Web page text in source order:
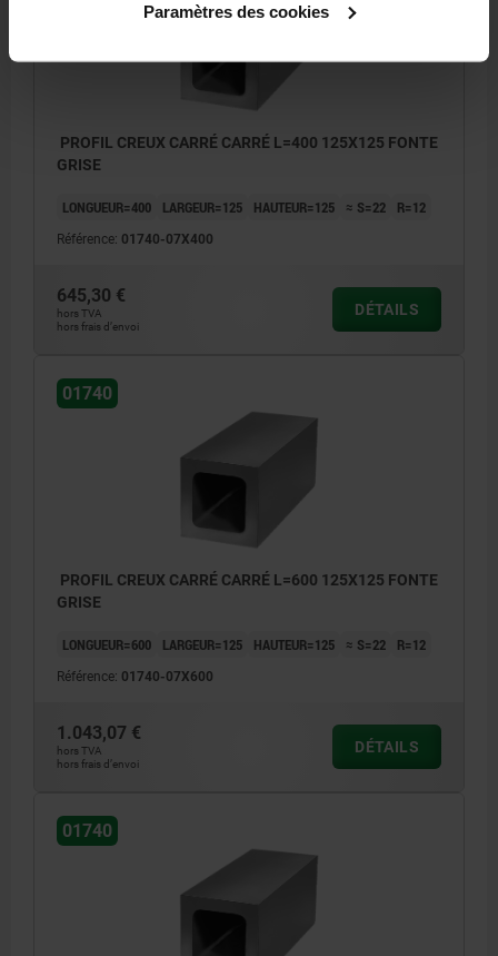
Paramètres des cookies
PROFIL CREUX CARRÉ CARRÉ L=400 125X125 FONTE
GRISE
LONGUEUR=400 LARGEUR=125 HAUTEUR=125 ≈ S=22 R=12
Référence: 01740-07X400
645,30 €
hors TVA
hors frais d’envoi
DÉTAILS
01740
PROFIL CREUX CARRÉ CARRÉ L=600 125X125 FONTE
GRISE
LONGUEUR=600 LARGEUR=125 HAUTEUR=125 ≈ S=22 R=12
Référence: 01740-07X600
1.043,07 €
hors TVA
hors frais d’envoi
DÉTAILS
01740